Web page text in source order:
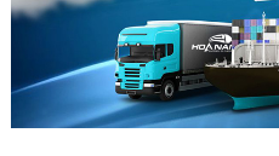
2.4. Bán hàng không trực
của order)
3. Ưu - nhược điểm tổng
order